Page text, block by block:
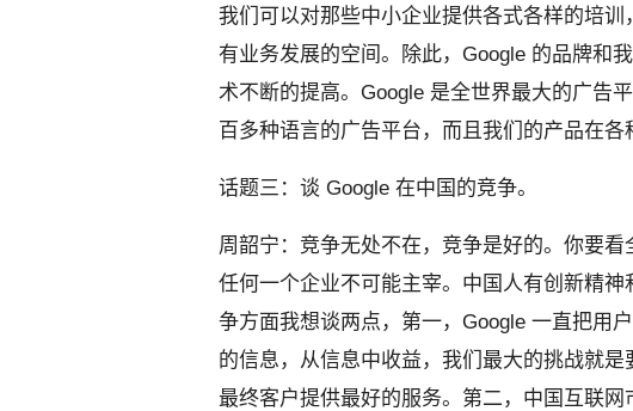
我们可以对那些中小企业提供各式各样的培
有业务发展的空间。除此，Google 的品牌和
术不断的提高。Google 是全世界最大的广告
百多种语言的广告平台，而且我们的产品在各
话题三：谈 Google 在中国的竞争。
周韶宁：竞争无处不在，竞争是好的。你要
任何一个企业不可能主宰。中国人有创新精
争方面我想谈两点，第一，Google 一直把用
的信息，从信息中收益，我们最大的挑战就
最终客户提供最好的服务。第二，中国互联